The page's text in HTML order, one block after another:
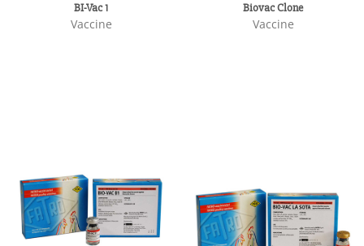
BI-Vac 1
Vaccine
Biovac Clone
Vaccine